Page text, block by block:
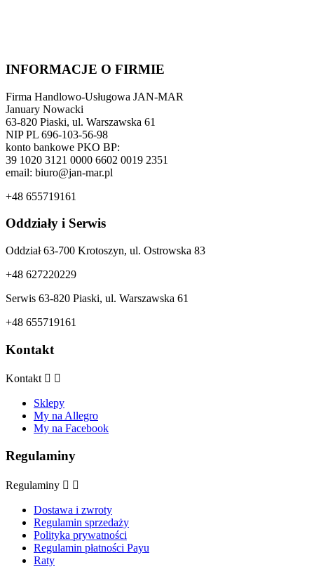
INFORMACJE O FIRMIE
Firma Handlowo-Usługowa JAN-MAR
January Nowacki
63-820 Piaski, ul. Warszawska 61
NIP PL 696-103-56-98
konto bankowe PKO BP:
39 1020 3121 0000 6602 0019 2351
email: biuro@jan-mar.pl
+48 655719161
Oddziały i Serwis
Oddział 63-700 Krotoszyn, ul. Ostrowska 83
+48 627220229
Serwis 63-820 Piaski, ul. Warszawska 61
+48 655719161
Kontakt
Kontakt  
Sklepy
My na Allegro
My na Facebook
Regulaminy
Regulaminy  
Dostawa i zwroty
Regulamin sprzedaży
Polityka prywatności
Regulamin płatności Payu
Raty